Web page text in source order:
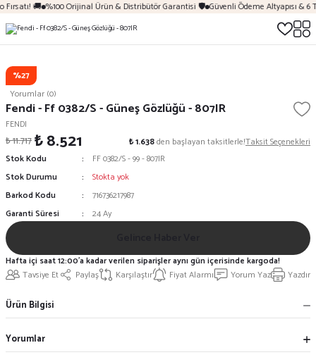
🚚 %100 Orijinal Ürün & Distribütör Garantisi 🛡️ Güvenli Ödeme Altyapısı & 6
%27
Yorumlar (0)
Fendi - Ff 0382/S - Güneş Gözlüğü - 807IR
FENDI
₺ 11.717₺ 8.521 ₺ 1.638den başlayan taksitlerle!Taksit Seçenekleri
Stok Kodu
FF 0382/S - 99 - 807IR
Stok Durumu
Stokta yok
Barkod Kodu
716736217987
Garanti Süresi
24 Ay
Tavsiye Et Paylaş Karşılaştır Fiyat Alarmı Yorum Yaz Yazdır
Hafta içi saat 12:00'a kadar verilen siparişler aynı gün içerisinde kargoda!
Ürün Bilgisi
Yorumlar